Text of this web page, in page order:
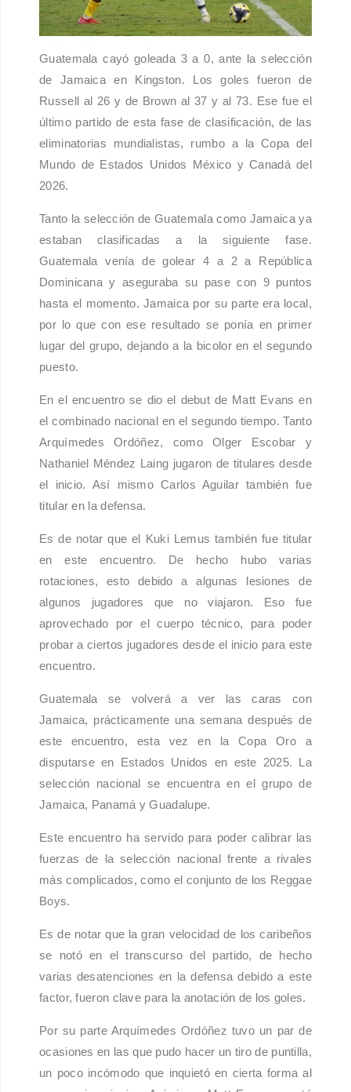
Guatemala cayó goleada 3 a 0, ante la selección
de Jamaica en Kingston. Los goles fueron de
Russell al 26 y de Brown al 37 y al 73. Ese fue el
último partido de esta fase de clasificación, de las
eliminatorias mundialistas, rumbo a la Copa del
Mundo de Estados Unidos México y Canadá del
2026.
Tanto la selección de Guatemala como Jamaica ya
estaban clasificadas a la siguiente fase.
Guatemala venía de golear 4 a 2 a República
Dominicana y aseguraba su pase con 9 puntos
hasta el momento. Jamaica por su parte era local,
por lo que con ese resultado se ponía en primer
lugar del grupo, dejando a la bicolor en el segundo
puesto.
En el encuentro se dio el debut de Matt Evans en
el combinado nacional en el segundo tiempo. Tanto
Arquímedes Ordóñez, como Olger Escobar y
Nathaniel Méndez Laing jugaron de titulares desde
el inicio. Así mismo Carlos Aguilar también fue
titular en la defensa.
Es de notar que el Kuki Lemus también fue titular
en este encuentro. De hecho hubo varias
rotaciones, esto debido a algunas lesiones de
algunos jugadores que no viajaron. Eso fue
aprovechado por el cuerpo técnico, para poder
probar a ciertos jugadores desde el inicio para este
encuentro.
Guatemala se volverá a ver las caras con
Jamaica, prácticamente una semana después de
este encuentro, esta vez en la Copa Oro a
disputarse en Estados Unidos en este 2025. La
selección nacional se encuentra en el grupo de
Jamaica, Panamá y Guadalupe.
Este encuentro ha servido para poder calibrar las
fuerzas de la selección nacional frente a rivales
más complicados, como el conjunto de los Reggae
Boys.
Es de notar que la gran velocidad de los caribeños
se notó en el transcurso del partido, de hecho
varias desatenciones en la defensa debido a este
factor, fueron clave para la anotación de los goles.
Por su parte Arquímedes Ordóñez tuvo un par de
ocasiones en las que pudo hacer un tiro de puntilla,
un poco incómodo que inquietó en cierta forma al